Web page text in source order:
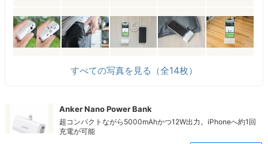
すべての写真を見る（全14枚）
Anker Nano Power Bank
超コンパクトながら5000mAhかつ12W出力。iPhoneへ約1回
充電が可能